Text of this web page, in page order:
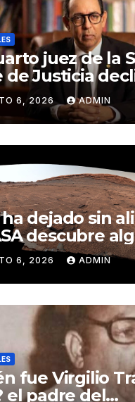
juez de la
de Justicia
por el CNM
6, 2026 ADMIN
dejado sin
descubre
en Marte
6, 2026 ADMIN
fue Virgilio
el padre del